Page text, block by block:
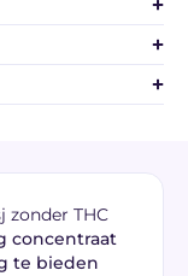
zonder THC
concentraat
te bieden